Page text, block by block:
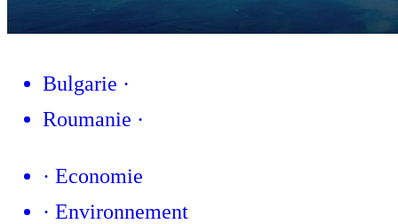
Bulgarie ·
Roumanie ·
· Economie
· Environnement